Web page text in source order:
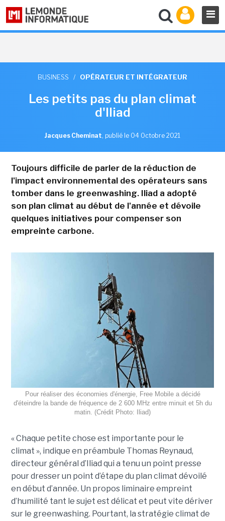
BUSINESS / OPÉRATEUR ET INTÉGRATEUR
Les petits pas du plan climat
d'Iliad
Jacques Cheminat, publié le 04 Octobre 2021
Toujours difficile de parler de la réduction de
l'impact environnemental des opérateurs sans
tomber dans le greenwashing. Iliad a adopté
son plan climat au début de l'année et dévoile
quelques initiatives pour compenser son
empreinte carbone.
Pour réaliser des économies d'énergie, Free Mobile a décidé
d'éteindre la bande de fréquence de 2 600 MHz entre minuit et 5h du
matin. (Crédit Photo: Iliad)
« Chaque petite chose est importante pour le
climat », indique en préambule Thomas Reynaud,
directeur général d’Iliad qui a tenu un point presse
pour dresser un point d’étape du plan climat dévoilé
en début d’année. Un propos liminaire empreint
d’humilité tant le sujet est délicat et peut vite dériver
sur le greenwashing. Pourtant, la stratégie climat de